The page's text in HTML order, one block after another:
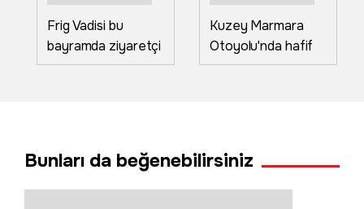
Frig Vadisi bu
bayramda ziyaretçi
akınına uğradı
Kuzey Marmara
Otoyolu'nda hafif
ticari araç tünel
Bunları da beğenebilirsiniz